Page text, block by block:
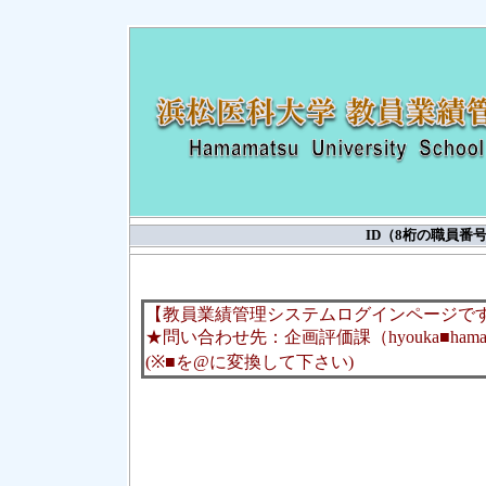
ID（8桁の職員番
【教員業績管理システムログインページで
★問い合わせ先：企画評価課（
(※■を@に変換して下さい)